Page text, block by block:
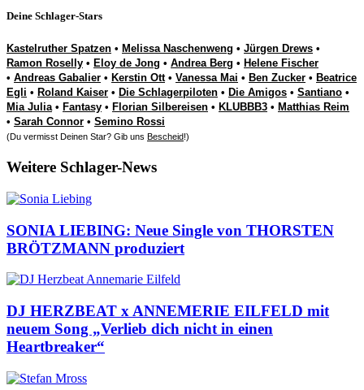
Deine Schlager-Stars
Kastelruther Spatzen • Melissa Naschenweng • Jürgen Drews •
Ramon Roselly • Eloy de Jong • Andrea Berg • Helene Fischer
• Andreas Gabalier • Kerstin Ott• Vanessa Mai • Ben Zucker • Beatrice
Egli • Roland Kaiser • Die Schlagerpiloten • Die Amigos • Santiano •
Mia Julia• Fantasy • Florian Silbereisen • KLUBBB3 • Matthias Reim
• Sarah Connor • Semino Rossi
(Du vermisst Deinen Star? Gib uns Bescheid!)
Weitere Schlager-News
SONIA LIEBING: Neue Single von THORSTEN
BRÖTZMANN produziert
DJ HERZBEAT x ANNEMERIE EILFELD mit
neuem Song „Verlieb dich nicht in einen
Heartbreaker“